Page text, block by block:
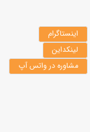
اینستاگرام
لینکداین
مشاوره در واتس آپ